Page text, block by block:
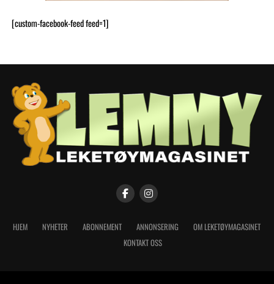
[custom-facebook-feed feed=1]
HJEM NYHETER ABONNEMENT ANNONSERING
OM LEKETØYMAGASINET
KONTAKT OSS